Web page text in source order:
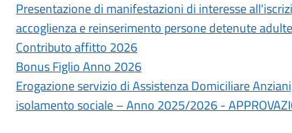
Presentazione di manifestazioni di interesse
accoglienza e reinserimento persone detenute
Contributo affitto 2026
Bonus Figlio Anno 2026
Erogazione servizio di Assistenza Domiciliare
isolamento sociale – Anno 2025/2026 -